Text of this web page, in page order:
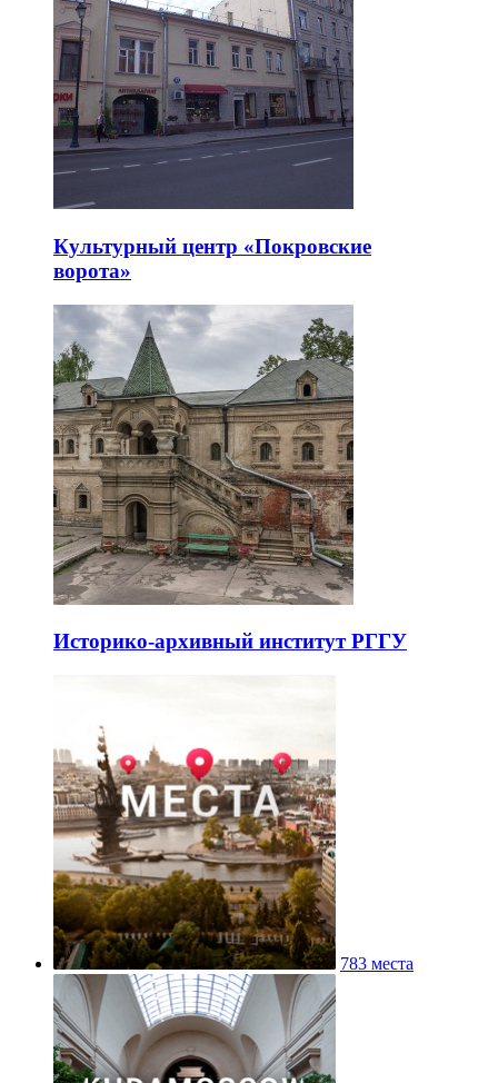
Культурный центр «Покровские
ворота»
Историко-архивный институт РГГУ
783 места